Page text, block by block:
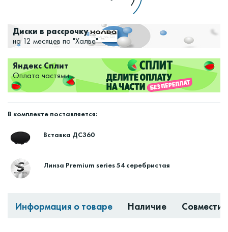
Диски в рассрочку
на 12 месяцев по "Халве"
Яндекс Сплит
Оплата частями
В комплекте поставляется:
Вставка ДС360
Линза Premium series 54 серебристая
Информация о товаре Наличие